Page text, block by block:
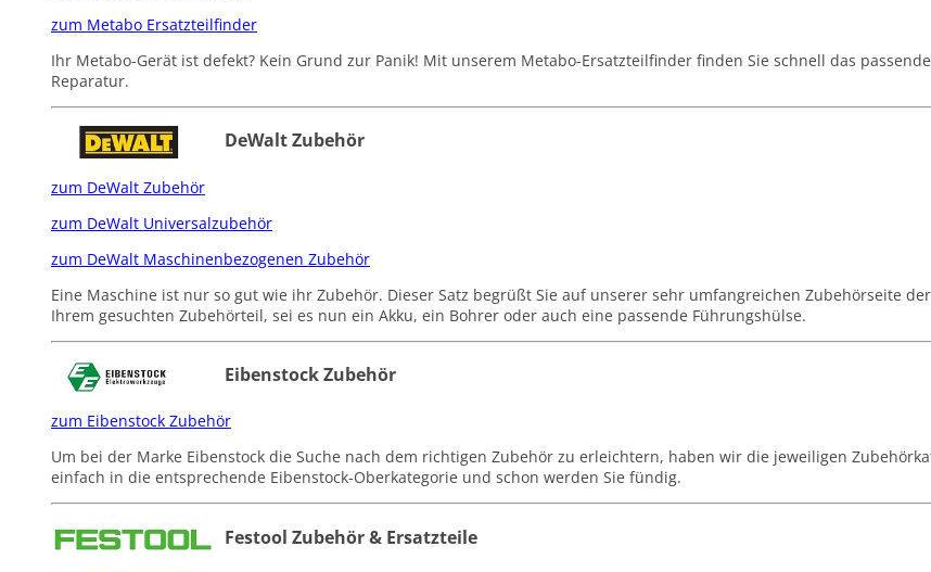
zum Metabo Ersatzteilfinder
Ihr Metabo-Gerät ist defekt? Kein Grund zur Panik! Mit unserem Metabo-Ersatzteilfinder finden Sie schnell das
Reparatur.
DeWalt Zubehör
zum DeWalt Zubehör
zum DeWalt Universalzubehör
zum DeWalt Maschinenbezogenen Zubehör
Eine Maschine ist nur so gut wie ihr Zubehör. Dieser Satz begrüßt Sie auf unserer sehr umfangreichen Zubehörseite
Ihrem gesuchten Zubehörteil, sei es nun ein Akku, ein Bohrer oder auch eine passende Führungshülse.
Eibenstock Zubehör
zum Eibenstock Zubehör
Um bei der Marke Eibenstock die Suche nach dem richtigen Zubehör zu erleichtern, haben wir die jeweiligen
einfach in die entsprechende Eibenstock-Oberkategorie und schon werden Sie fündig.
Festool Zubehör & Ersatzteile